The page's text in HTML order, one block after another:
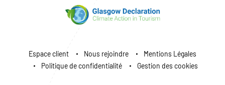
Espace client Nous rejoindre
Mentions Légales
Politique de confidentialité
Gestion des cookies